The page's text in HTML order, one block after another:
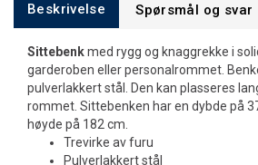
Beskrivelse Spørsmål og svar
Sittebenkmed rygg og knaggrekke i
garderoben eller personalrommet.
pulverlakkert stål. Den kan plasseres
rommet. Sittebenken har en dybde på
høyde på 182 cm.
Trevirke av furu
Pulverlakkert stål